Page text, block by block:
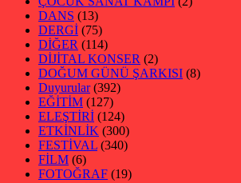
DANS (13)
DERGİ (75)
DİĞER (114)
DİJİTAL KONSER (2)
DOĞUM GÜNÜ ŞARKISI (8)
Duyurular(392)
EĞİTİM (127)
ELEŞTİRİ (124)
ETKİNLİK (300)
FESTİVAL (340)
FİLM (6)
FOTOĞRAF (19)